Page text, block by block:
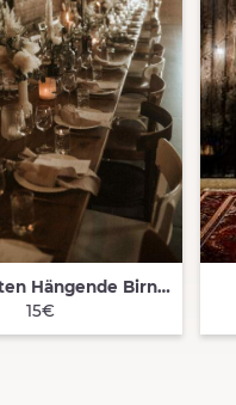
VIEW
Lichterketten Hängende Birnen
15€